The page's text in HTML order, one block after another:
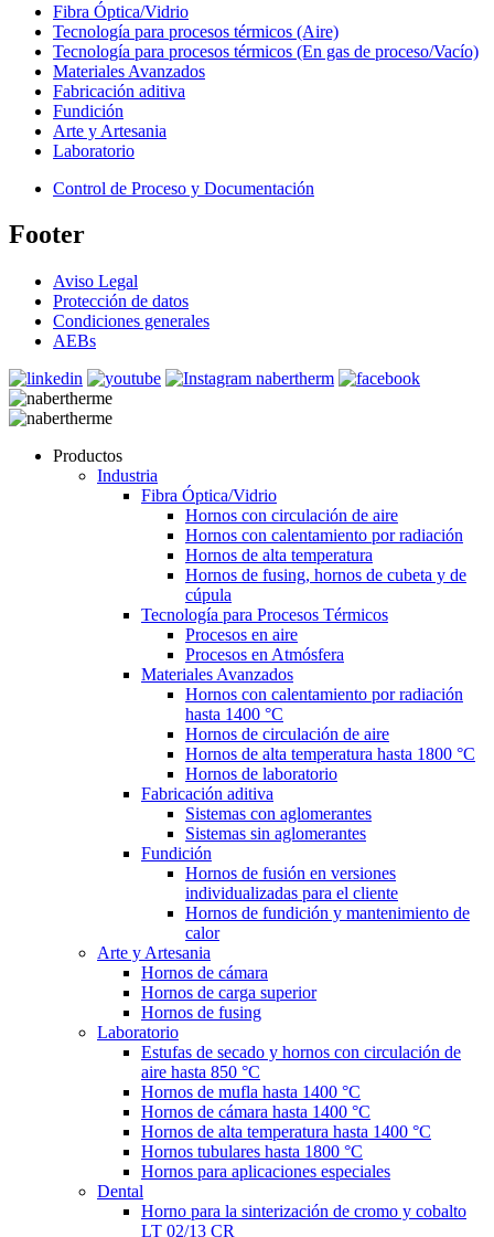
Fibra Óptica/Vidrio
Tecnología para procesos térmicos (Aire)
Tecnología para procesos térmicos (En gas de proceso/Vacío)
Materiales Avanzados
Fabricación aditiva
Fundición
Arte y Artesania
Laboratorio
Control de Proceso y Documentación
Footer
Aviso Legal
Protección de datos
Condiciones generales
AEBs
Productos
Industria
Fibra Óptica/Vidrio
Hornos con circulación de aire
Hornos con calentamiento por radiación
Hornos de alta temperatura
Hornos de fusing, hornos de cubeta y de
cúpula
Tecnología para Procesos Térmicos
Procesos en aire
Procesos en Atmósfera
Materiales Avanzados
Hornos con calentamiento por radiación
hasta 1400 °C
Hornos de circulación de aire
Hornos de alta temperatura hasta 1800 °C
Hornos de laboratorio
Fabricación aditiva
Sistemas con aglomerantes
Sistemas sin aglomerantes
Fundición
Hornos de fusión en versiones
individualizadas para el cliente
Hornos de fundición y mantenimiento de
calor
Arte y Artesania
Hornos de cámara
Hornos de carga superior
Hornos de fusing
Laboratorio
Estufas de secado y hornos con circulación de
aire hasta 850 °C
Hornos de mufla hasta 1400 °C
Hornos de cámara hasta 1400 °C
Hornos de alta temperatura hasta 1400 °C
Hornos tubulares hasta 1800 °C
Hornos para aplicaciones especiales
Dental
Horno para la sinterización de cromo y cobalto
LT 02/13 CR